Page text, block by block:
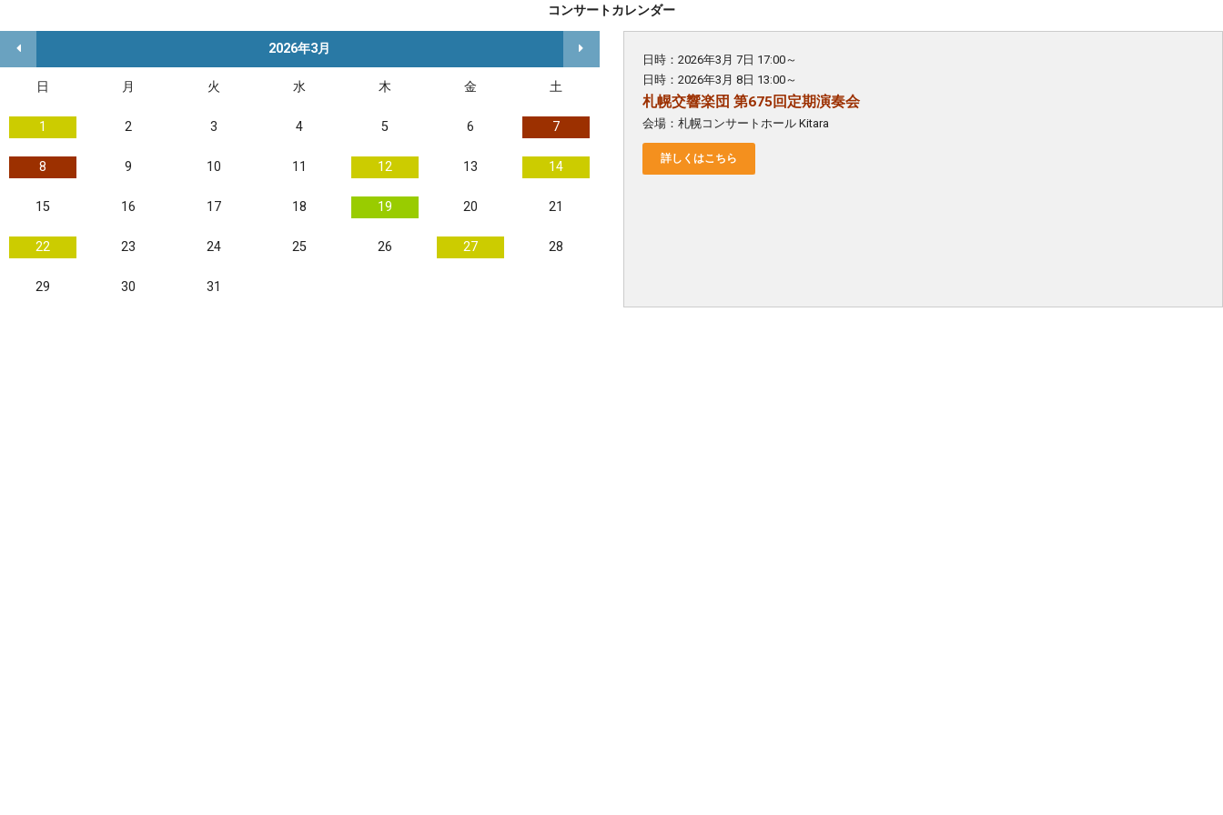
コンサートカレンダー
2026年3月
日 月 火 水 木 金 土
1 2 3 4 5 6 7
8 9 10 11 12 13 14
15 16 17 18 19 20 21
22 23 24 25 26 27 28
29 30 31
日時：2026年3月 7日 17:00～
日時：2026年3月 8日 13:00～
札幌交響楽団 第675回定期演奏会
会場：札幌コンサートホール Kitara
詳しくはこちら